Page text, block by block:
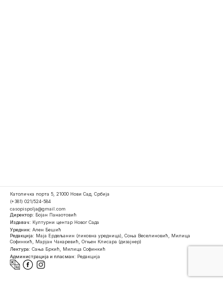
Католичка порта 5, 21000 Нови Сад, Србија
(+381) 021/524-584
casopispolja@gmail.com
Директор: Бојан Панаотовић
Издавач: Културни центар Новог Сада
Уредник: Ален Бешић
Редакција: Маја Ердељанин (ликовна уредница), Соња Веселиновић, Милица
Софинкић, Марјан Чакаревић, Огњен Клисара (дизајнер)
Лектура: Сања Бркић, Милица Софинкић
Администрација и пласман: Редакција